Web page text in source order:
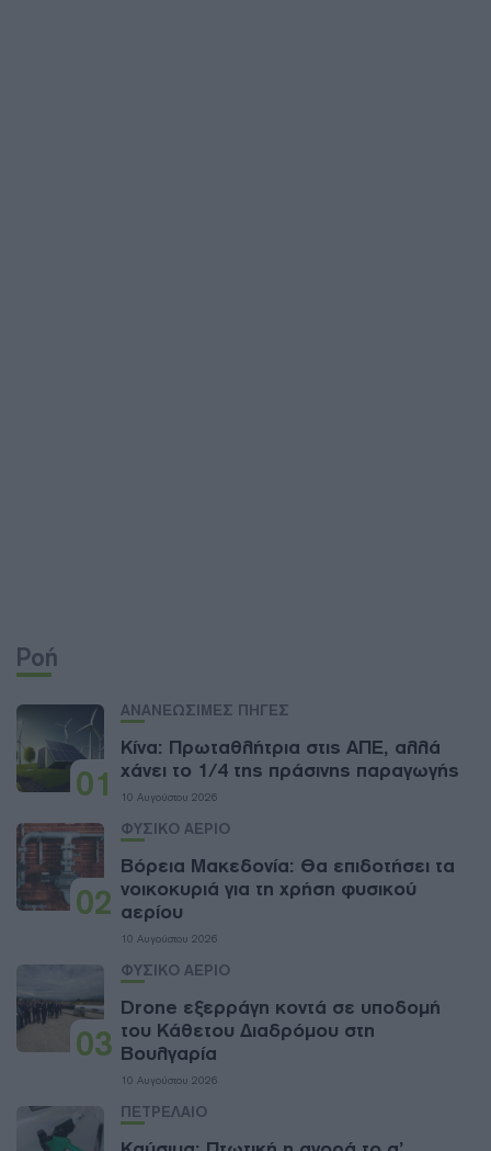
Ροή
01
ΑΝΑΝΕΩΣΙΜΕΣ ΠΗΓΕΣ
Κίνα: Πρωταθλήτρια στις ΑΠΕ, αλλά
χάνει το 1/4 της πράσινης παραγωγής
10 Αυγούστου 2026
02
ΦΥΣΙΚΟ ΑΕΡΙΟ
Βόρεια Μακεδονία: Θα επιδοτήσει τα
νοικοκυριά για τη χρήση φυσικού
αερίου
10 Αυγούστου 2026
03
ΦΥΣΙΚΟ ΑΕΡΙΟ
Drone εξερράγη κοντά σε υποδομή
του Κάθετου Διαδρόμου στη
Βουλγαρία
10 Αυγούστου 2026
ΠΕΤΡΕΛΑΙΟ